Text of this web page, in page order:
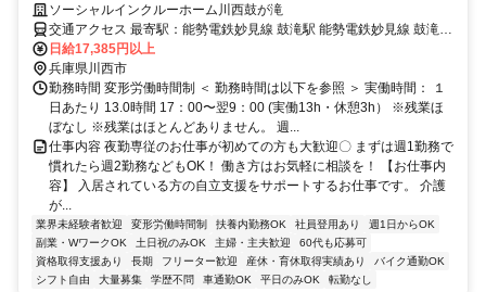
ます。目の前の人に喜んでいただくことに、一生懸命になれる仕事で
す。
ソーシャルインクルーホーム川西鼓が滝
交通アクセス 最寄駅：能勢電鉄妙見線 鼓滝駅 能勢電鉄妙見線 鼓滝駅
から徒歩10分
日給17,385円以上
兵庫県川西市
勤務時間 変形労働時間制 ＜ 勤務時間は以下を参照 ＞ 実働時間： １
日あたり 13.0時間 17：00〜翌9：00 (実働13h・休憩3h） ※残業ほ
ぼなし ※残業はほとんどありません。 週...
仕事内容 夜勤専従のお仕事が初めての方も大歓迎〇 まずは週1勤務で
慣れたら週2勤務などもOK！ 働き方はお気軽に相談を！ 【お仕事内
容】 入居されている方の自立支援をサポートするお仕事です。 介護
が...
業界未経験者歓迎 変形労働時間制 扶養内勤務OK 社員登用あり
週1日からOK
副業・WワークOK
土日祝のみOK 主婦・主夫歓迎
60代も応募可
資格取得支援あり
長期 フリーター歓迎 産休・育休取得実績あり
バイク通勤OK
シフト自由
大量募集 学歴不問 車通勤OK 平日のみOK 転勤なし